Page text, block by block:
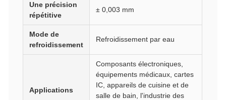
Une précision
répétitive
± 0,003 mm
Mode de
refroidissement
Refroidissement par eau
Applications
Composants électroniques,
équipements médicaux, cartes
IC, appareils de cuisine et de
salle de bain, l'industrie des